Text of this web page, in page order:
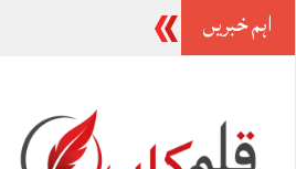
اہم خبریں